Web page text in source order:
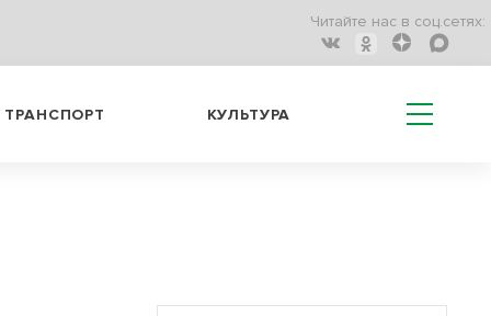
Читайте нас в соц.сетях:
ТРАНСПОРТ КУЛЬТУРА